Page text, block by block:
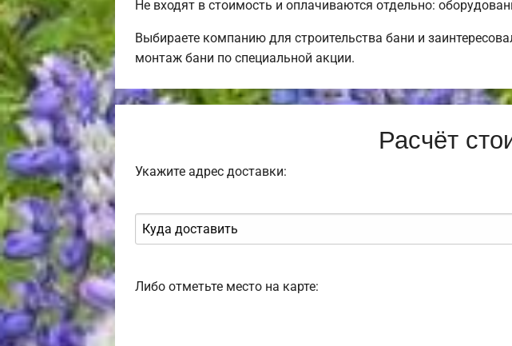
Не входят в стоимость и оплачиваются отдельно:
Выбираете компанию для строительства бани и
монтаж бани по специальной акции.
Расчёт
Укажите адрес доставки:
Либо отметьте место на карте: